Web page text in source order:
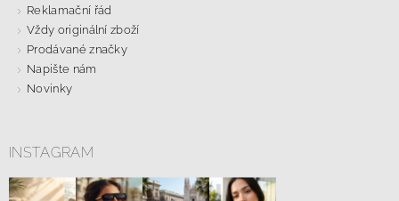
Reklamační řád
Vždy originální zboží
Prodávané značky
Napište nám
Novinky
INSTAGRAM